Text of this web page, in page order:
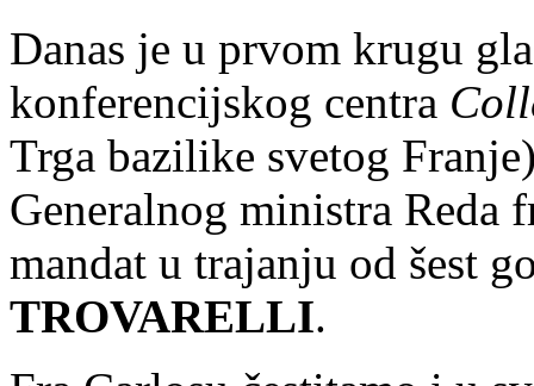
Danas je u prvom krugu
konferencijskog centra
Trga bazilike svetog
Generalnog ministra Reda
mandat u trajanju od šest
TROVARELLI.